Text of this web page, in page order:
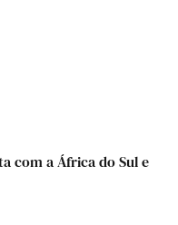
com a África do Sul e